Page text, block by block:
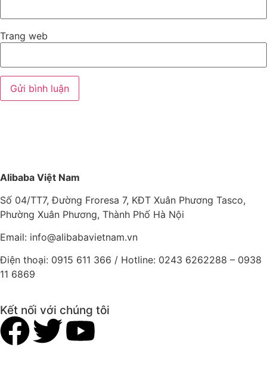
Trang web
Alibaba Việt Nam
Số 04/TT7, Đường Froresa 7, KĐT Xuân Phương Tasco,
Phường Xuân Phương, Thành Phố Hà Nội
Email: info@alibabavietnam.vn
Điện thoại: 0915 611 366 / Hotline: 0243 6262288 – 0938
11 6869
Kết nối với chúng tôi